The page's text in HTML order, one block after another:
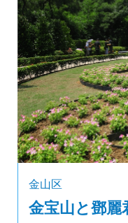
金山区
金宝山と鄧麗